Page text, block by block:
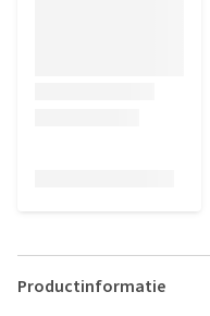
Productinformatie